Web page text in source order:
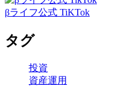
βライフ公式 TiKTok
タグ
投資
資産運用